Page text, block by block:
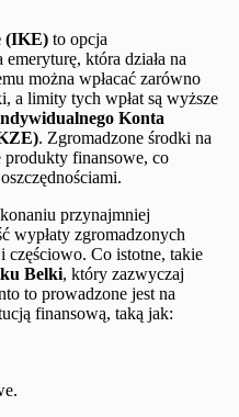
(IKE) to opcja
która działa na
można wpłacać zarówno
a limity tych wpłat są wyższe
Konta
. Zgromadzone środki na
finansowe, co
przynajmniej
wypłaty zgromadzonych
częściowo. Co istotne, takie
Belki, który zazwyczaj
to prowadzone jest na
finansową, taką jak: